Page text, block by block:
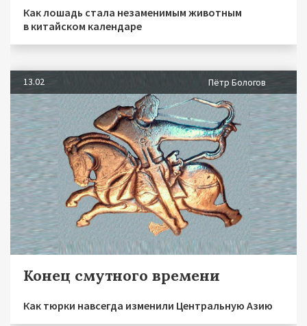
Как лошадь стала незаменимым животным
в китайском календаре
13.02 Пётр Бологов
Конец смутного времени
Как тюрки навсегда изменили Центральную Азию